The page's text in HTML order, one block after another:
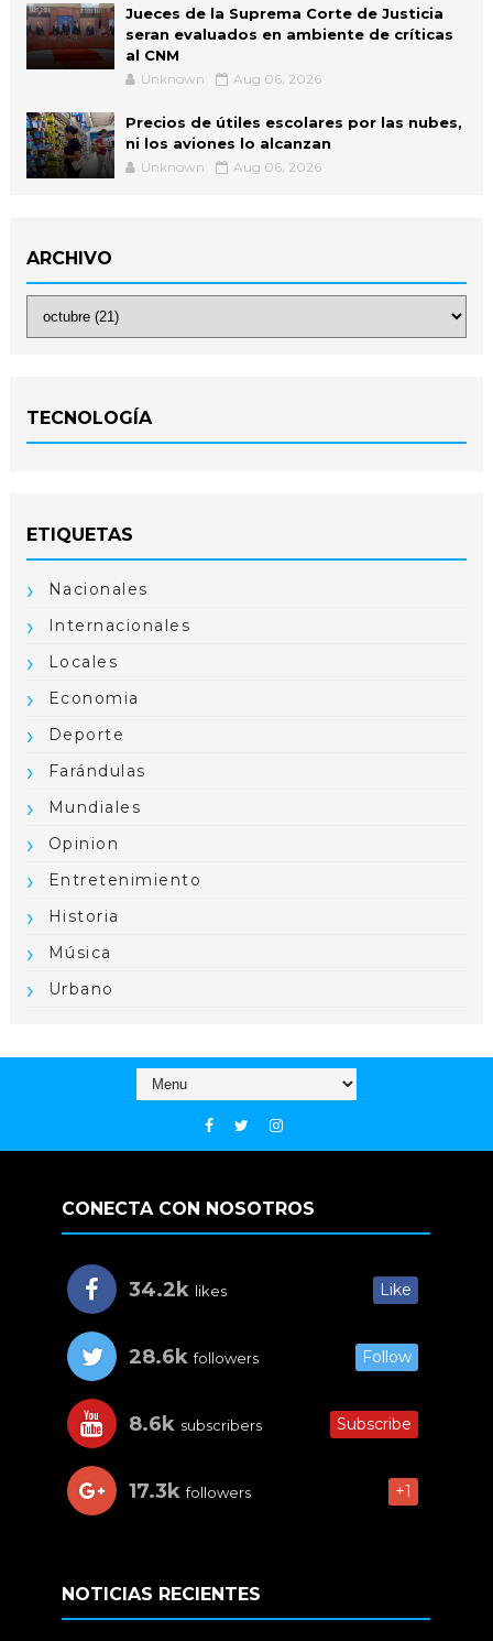
Jueces de la Suprema Corte de Justicia
seran evaluados en ambiente de críticas
al CNM
Unknown Aug 06, 2026
Precios de útiles escolares por las nubes,
ni los aviones lo alcanzan
Unknown Aug 06, 2026
ARCHIVO
TECNOLOGÍA
ETIQUETAS
Nacionales
Internacionales
Locales
Economia
Deporte
Farándulas
Mundiales
Opinion
Entretenimiento
Historia
Música
Urbano
CONECTA CON NOSOTROS
34.2k likes Like
28.6k followers Follow
8.6k subscribers Subscribe
17.3k followers +1
NOTICIAS RECIENTES